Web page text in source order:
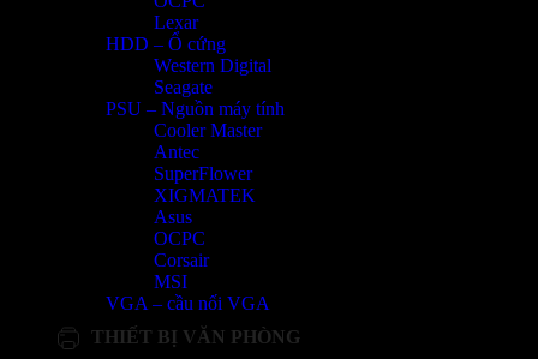
Lexar
HDD – Ổ cứng
Western Digital
Seagate
PSU – Nguồn máy tính
Cooler Master
Antec
SuperFlower
XIGMATEK
Asus
OCPC
Corsair
MSI
VGA – cầu nối VGA
THIẾT BỊ VĂN PHÒNG